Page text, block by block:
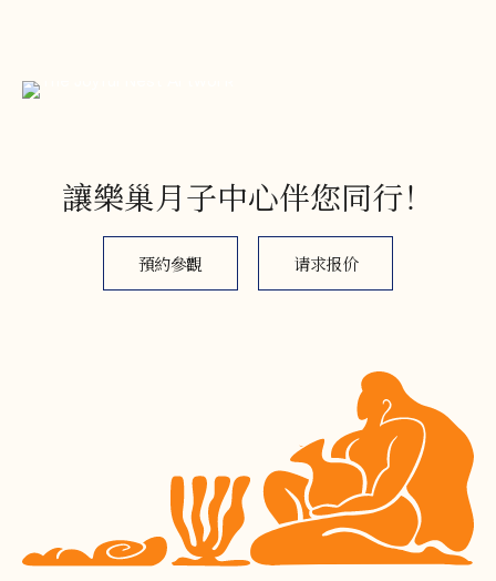
讓樂巢月子中心伴您同行！
預約參觀 请求报价